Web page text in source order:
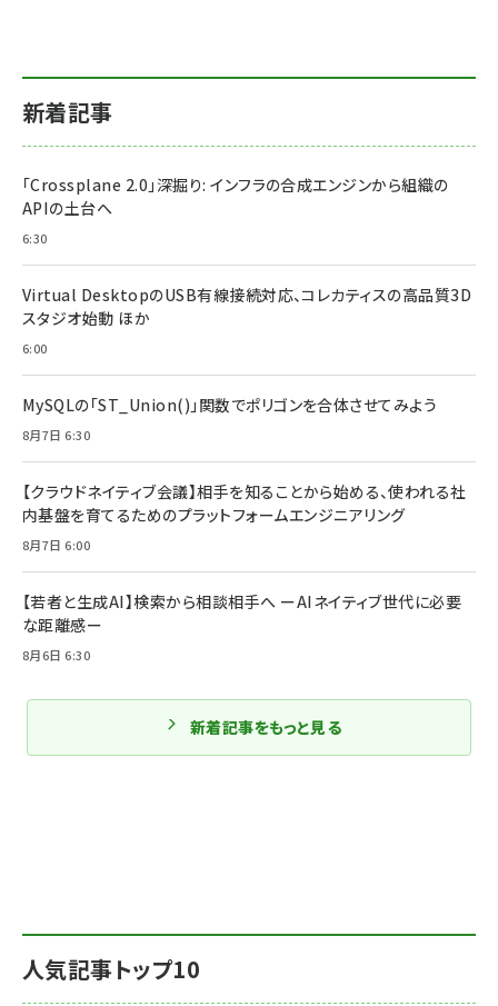
人気記事トップ10
新着記事
「Crossplane 2.0」深掘り: インフラの合成エンジンから組織の
APIの土台へ
6:30
Virtual DesktopのUSB有線接続対応、コレカティスの高品質3D
スタジオ始動 ほか
6:00
MySQLの「ST_Union()」関数でポリゴンを合体させてみよう
8月7日 6:30
【クラウドネイティブ会議】相手を知ることから始める、使われる社
内基盤を育てるためのプラットフォームエンジニアリング
8月7日 6:00
【若者と生成AI】検索から相談相手へ ーAIネイティブ世代に必要
な距離感ー
8月6日 6:30
新着記事をもっと見る